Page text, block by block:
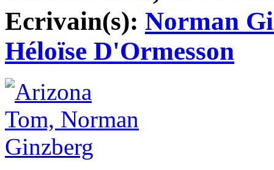
Ecrivain(s): Norman
Héloïse D'Ormesson